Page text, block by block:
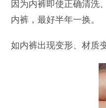
因为内裤即使正确清洗
内裤，最好半年一换。
如内裤出现变形、材质